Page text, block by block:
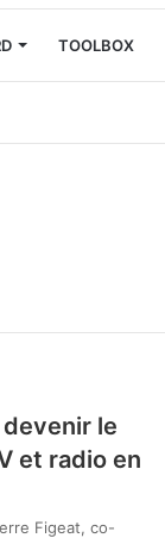
TOOLBOX
le
et radio en
Figeat, co-